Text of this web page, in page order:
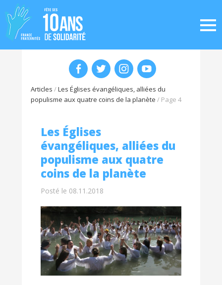
Articles /Les Églises évangéliques, alliées du
populisme aux quatre coins de la planète / Page 4
Les Églises
évangéliques, alliées du
populisme aux quatre
coins de la planète
Posté le 08.11.2018